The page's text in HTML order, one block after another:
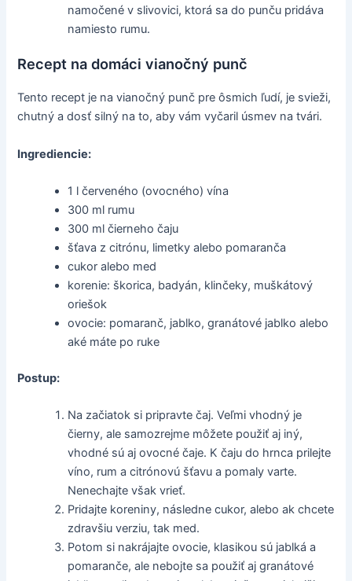
namočené v slivovici, ktorá sa do punču pridáva
namiesto rumu.
Recept na domáci vianočný punč
Tento recept je na vianočný punč pre ôsmich ľudí, je svieži,
chutný a dosť silný na to, aby vám vyčaril úsmev na tvári.
Ingrediencie:
1 l červeného (ovocného) vína
300 ml rumu
300 ml čierneho čaju
šťava z citrónu, limetky alebo pomaranča
cukor alebo med
korenie: škorica, badyán, klinčeky, muškátový
oriešok
ovocie: pomaranč, jablko, granátové jablko alebo
aké máte po ruke
Postup:
Na začiatok si pripravte čaj. Veľmi vhodný je
čierny, ale samozrejme môžete použiť aj iný,
vhodné sú aj ovocné čaje. K čaju do hrnca prilejte
víno, rum a citrónovú šťavu a pomaly varte.
Nenechajte však vrieť.
Pridajte koreniny, následne cukor, alebo ak chcete
zdravšiu verziu, tak med.
Potom si nakrájajte ovocie, klasikou sú jablká a
pomaranče, ale nebojte sa použiť aj granátové